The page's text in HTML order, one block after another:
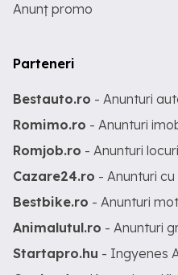
Anunț promo
Parteneri
Bestauto.ro - Anunturi
Romimo.ro - Anunturi
Romjob.ro - Anunturi
Cazare24.ro - Anunturi
Bestbike.ro - Anunturi
Animalutul.ro - Anunturi
Startapro.hu - Ingyenes